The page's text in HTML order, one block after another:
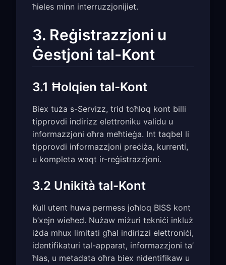
ħieles minn interruzzjonijiet.
3. Reġistrazzjoni u
Ġestjoni tal-Kont
3.1 Ħolqien tal-Kont
Biex tuża s-Servizz, trid toħloq kont billi
tipprovdi indirizz elettroniku validu u
informazzjoni oħra meħtieġa. Int taqbel li
tipprovdi informazzjoni preċiża, kurrenti,
u kompleta waqt ir-reġistrazzjoni.
3.2 Unikità tal-Kont
Kull utent huwa permess joħloq BISS kont
b’xejn wieħed. Nużaw miżuri tekniċi inkluż
iżda mhux limitati għal indirizzi elettroniċi,
identifikaturi tal-apparat, informazzjoni ta’
ħlas, u metadata oħra biex nidentifikaw u